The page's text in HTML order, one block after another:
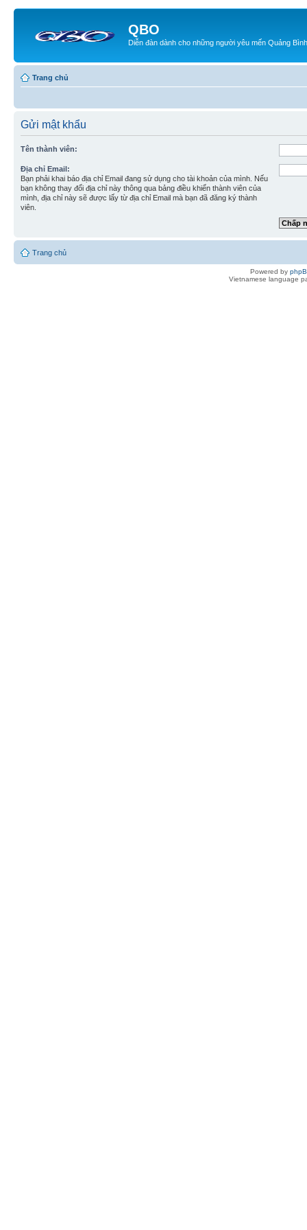
QBO
Diễn đàn dành cho những người yêu mến Quảng Bình
Trang chủ
Gửi mật khẩu
Tên thành viên:
Địa chỉ Email:
Bạn phải khai báo địa chỉ Email đang sử dụng cho tài khoản của mình. Nếu
bạn không thay đổi địa chỉ này thông qua bảng điều khiển thành viên của
mình, địa chỉ này sẽ được lấy từ địa chỉ Email mà bạn đã đăng ký thành
viên.
Trang chủ
Powered by
Vietnamese language